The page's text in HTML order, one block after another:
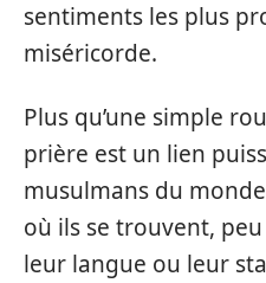
sentiments les plus
miséricorde.
Plus qu’une simple
prière est un lien
musulmans du
où ils se trouvent,
leur langue ou leur